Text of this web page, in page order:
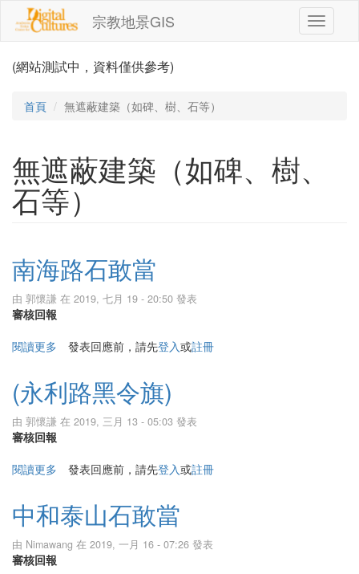
移至主內容
宗教地景GIS
Toggle
(網站測試中，資料僅供參考)
首頁 無遮蔽建築（如碑、樹、石等）
無遮蔽建築（如碑、樹、
石等）
南海路石敢當
由 郭懷謙 在 2019, 七月 19 - 20:50 發表
審核回報
閱讀更多 關於南海路石敢當
發表回應前，請先登入或註冊
(永利路黑令旗)
由 郭懷謙 在 2019, 三月 13 - 05:03 發表
審核回報
閱讀更多 關於(永利路黑令旗)
發表回應前，請先登入或註冊
中和泰山石敢當
由 Nimawang 在 2019, 一月 16 - 07:26 發表
審核回報